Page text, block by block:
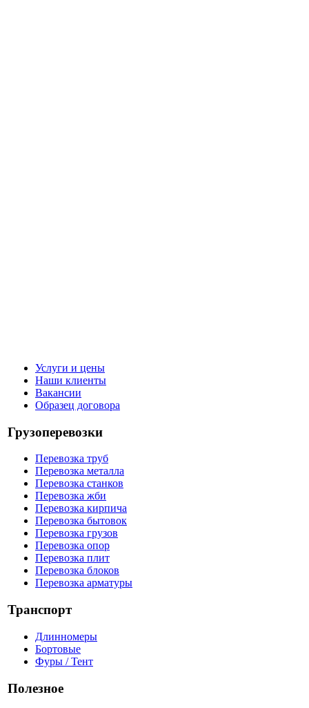
Услуги и цены
Наши клиенты
Вакансии
Образец договора
Грузоперевозки
Перевозка труб
Перевозка металла
Перевозка станков
Перевозка жби
Перевозка кирпича
Перевозка бытовок
Перевозка грузов
Перевозка опор
Перевозка плит
Перевозка блоков
Перевозка арматуры
Транспорт
Длинномеры
Бортовые
Фуры / Тент
Полезное